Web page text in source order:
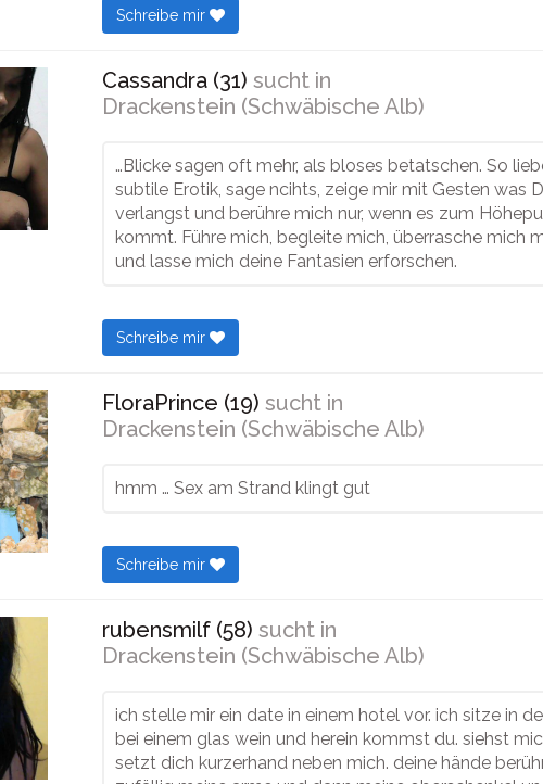
Schreibe mir
Cassandra (31) sucht in
Drackenstein (Schwäbische Alb)
…Blicke sagen oft mehr, als bloses betatschen. So
subtile Erotik, sage ncihts, zeige mir mit Gesten was
verlangst und berühre mich nur, wenn es zum
kommt. Führe mich, begleite mich, überrasche mich
und lasse mich deine Fantasien erforschen.
Schreibe mir
FloraPrince (19) sucht in
Drackenstein (Schwäbische Alb)
hmm … Sex am Strand klingt gut
Schreibe mir
rubensmilf (58) sucht in
Drackenstein (Schwäbische Alb)
ich stelle mir ein date in einem hotel vor. ich sitze in
bei einem glas wein und herein kommst du. siehst
setzt dich kurzerhand neben mich. deine hände